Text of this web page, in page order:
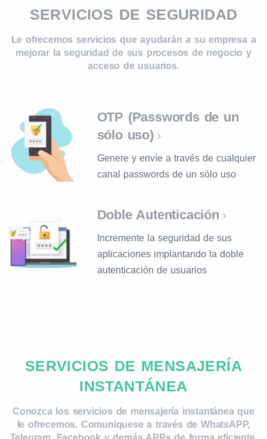
SERVICIOS DE SEGURIDAD
Le ofrecemos servicios que ayudarán a su empresa a
mejorar la seguridad de sus procesos de negocio y
acceso de usuarios.
OTP (Passwords de un
sólo uso)
Genere y envíe a través de cualquier
canal passwords de un sólo uso
Doble Autenticación
Incremente la seguridad de sus
aplicaciones implantando la doble
autenticación de usuarios
SERVICIOS DE MENSAJERÍA
INSTANTÁNEA
Conozca los servicios de mensajería instantánea que
le ofrecemos. Comuniquese a través de WhatsAPP,